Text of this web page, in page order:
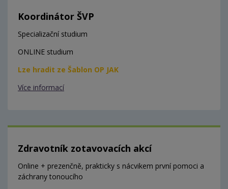
Koordinátor ŠVP
Specializační studium
ONLINE studium
Lze hradit ze Šablon OP JAK
Více informací
Zdravotník zotavovacích akcí
Online + prezenčně, prakticky s nácvikem první pomoci a
záchrany tonoucího